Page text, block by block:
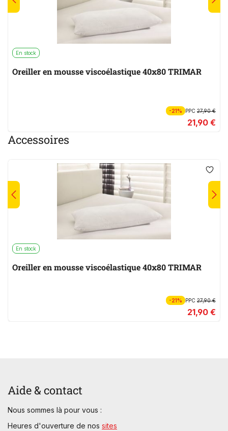
En stock
Oreiller en mousse viscoélastique 40x80 TRIMAR
-21% PPC27,90 €
21,90 €
Accessoires
En stock
Oreiller en mousse viscoélastique 40x80 TRIMAR
-21% PPC27,90 €
21,90 €
Aide & contact
Nous sommes là pour vous :
Heures d'ouverture de nos sites